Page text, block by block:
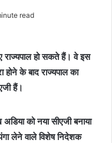
read
राज्यपाल हो सकते हैं। वे इस
होने के बाद राज्यपाल का
हैं।
को नया सीएजी बनाया
लेने वाले विशेष निदेशक